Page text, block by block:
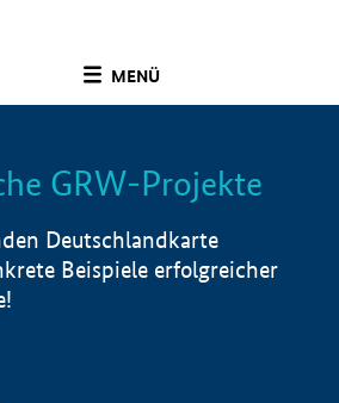
MENÜ
Info
GRW-Projekte
Deutschlandkarte
Beispiele erfolgreicher